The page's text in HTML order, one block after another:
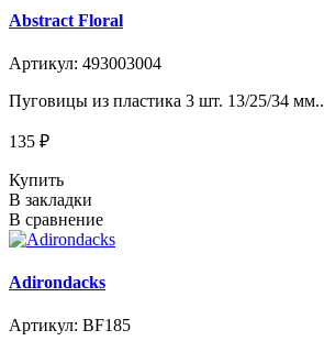
Abstract Floral
Артикул: 493003004
Пуговицы из пластика 3 шт. 13/25/34 мм..
135 ₽
Купить
В закладки
В сравнение
Adirondacks
Артикул: BF185